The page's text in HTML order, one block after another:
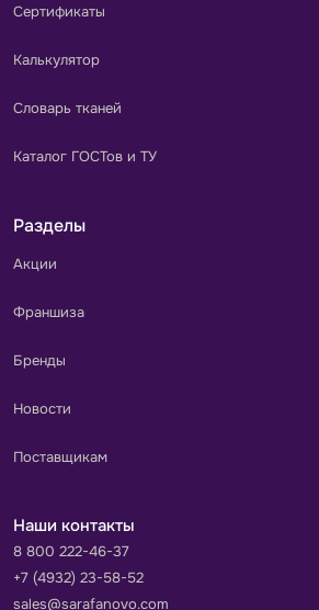
Сертификаты
Калькулятор
Словарь тканей
Каталог ГОСТов и ТУ
Разделы
Акции
Франшиза
Бренды
Новости
Поставщикам
Наши контакты
8 800 222-46-37
+7 (4932) 23-58-52
sales@sarafanovo.com